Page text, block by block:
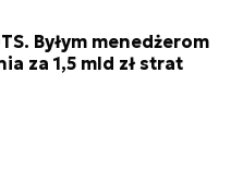
Byłym menedżerom
za 1,5 mld zł strat